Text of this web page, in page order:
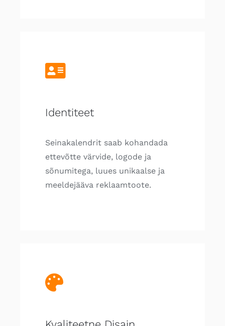
Identiteet
Seinakalendrit saab kohandada
ettevõtte värvide, logode ja
sõnumitega, luues unikaalse ja
meeldejääva reklaamtoote.